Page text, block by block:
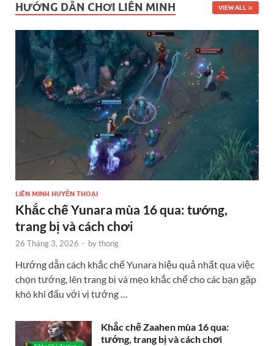
HƯỚNG DẪN CHƠI LIÊN MINH VIEW ALL
LIÊN MINH HUYỀN THOẠI
Khắc chế Yunara mùa 16 qua: tướng,
trang bị và cách chơi
26 Tháng 3, 2026 - bythong
Hướng dẫn cách khắc chế Yunara hiệu quả nhất qua việc
chọn tướng, lên trang bị và mẹo khắc chế cho các bạn gặp
khó khi đấu với vị tướng …
Khắc chế Zaahen mùa 16 qua:
tướng, trang bị và cách chơi